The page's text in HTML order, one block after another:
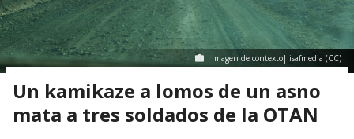
Imagen de contexto| isafmedia (CC)
Un kamikaze a lomos de un asno
mata a tres soldados de la OTAN